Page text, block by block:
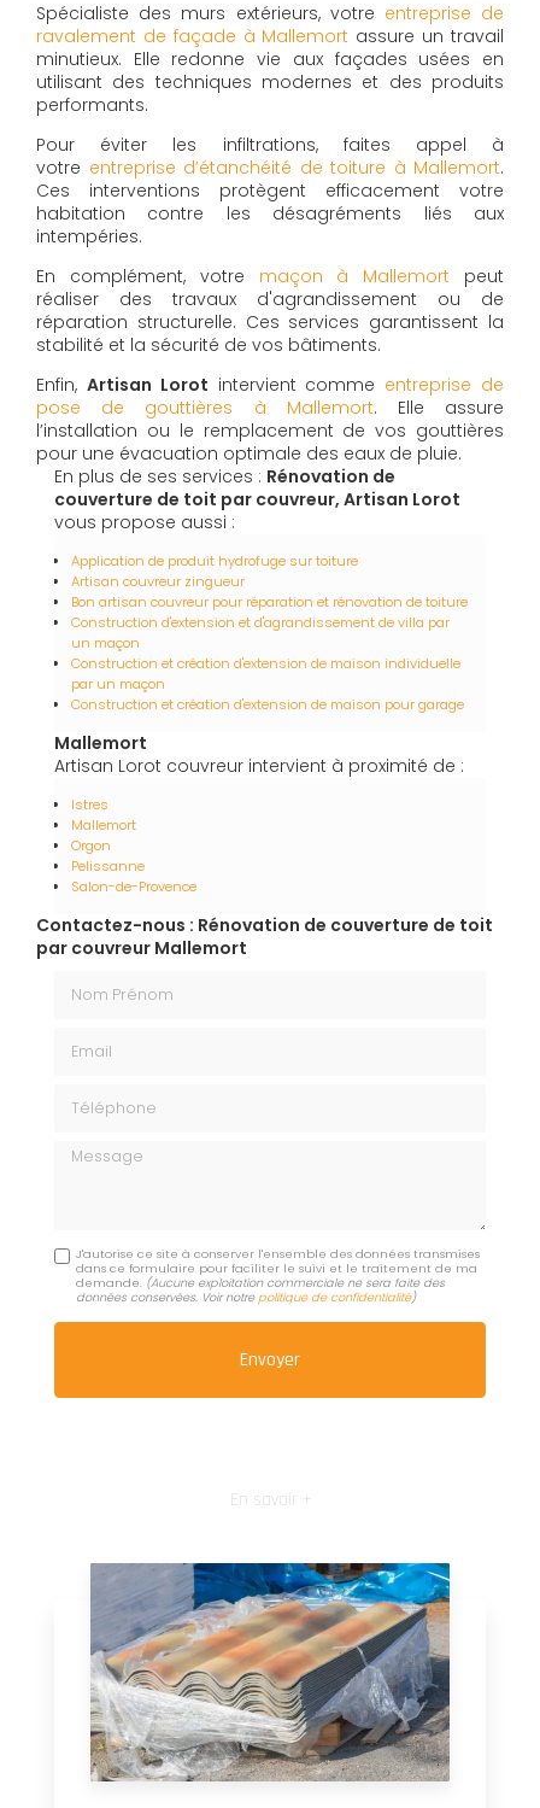
Spécialiste des murs extérieurs, votre entreprise de
ravalement de façade à Mallemort assure un travail
minutieux. Elle redonne vie aux façades usées en
utilisant des techniques modernes et des produits
performants.
Pour éviter les infiltrations, faites appel à
votre entreprise d’étanchéité de toiture à Mallemort.
Ces interventions protègent efficacement votre
habitation contre les désagréments liés aux
intempéries.
En complément, votre maçon à Mallemort peut
réaliser des travaux d'agrandissement ou de
réparation structurelle. Ces services garantissent la
stabilité et la sécurité de vos bâtiments.
Enfin, Artisan Lorot intervient comme entreprise de
pose de gouttières à Mallemort. Elle assure
l’installation ou le remplacement de vos gouttières
pour une évacuation optimale des eaux de pluie.
En plus de ses services : Rénovation de
couverture de toit par couvreur, Artisan Lorot
vous propose aussi :
Application de produit hydrofuge sur toiture
Artisan couvreur zingueur
Bon artisan couvreur pour réparation et rénovation de toiture
Construction d'extension et d'agrandissement de villa par
un maçon
Construction et création d'extension de maison individuelle
par un maçon
Construction et création d'extension de maison pour garage
Mallemort
Artisan Lorot couvreur intervient à proximité de :
Istres
Mallemort
Orgon
Pelissanne
Salon-de-Provence
Contactez-nous : Rénovation de couverture de toit
par couvreur Mallemort
Message
J'autorise ce site à conserver l'ensemble des données transmises
dans ce formulaire pour faciliter le suivi et le traitement de ma
demande. (Aucune exploitation commerciale ne sera faite des
données conservées. Voir notrepolitique de confidentialité)
En savoir +